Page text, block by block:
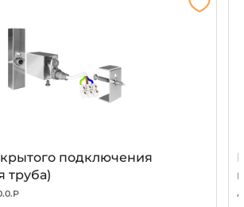
подключения
труба)